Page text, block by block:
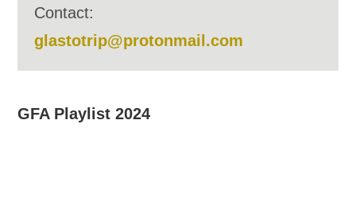
Contact:
glastotrip@protonmail.com
GFA Playlist 2024